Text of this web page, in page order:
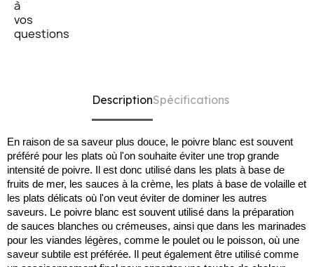
DescriptionSpécifications
En raison de sa saveur plus douce, le poivre blanc est souvent
préféré pour les plats où l'on souhaite éviter une trop grande
intensité de poivre. Il est donc utilisé dans les plats à base de
fruits de mer, les sauces à la crème, les plats à base de volaille et
les plats délicats où l'on veut éviter de dominer les autres
saveurs. Le poivre blanc est souvent utilisé dans la préparation
de sauces blanches ou crémeuses, ainsi que dans les marinades
pour les viandes légères, comme le poulet ou le poisson, où une
saveur subtile est préférée. Il peut également être utilisé comme